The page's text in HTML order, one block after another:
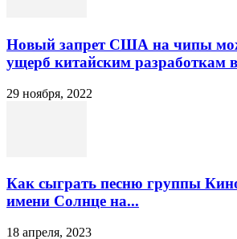
Новый запрет США на чипы
ущерб китайским разработкам
29 ноября, 2022
Как сыграть песню группы
имени Солнце на...
18 апреля, 2023